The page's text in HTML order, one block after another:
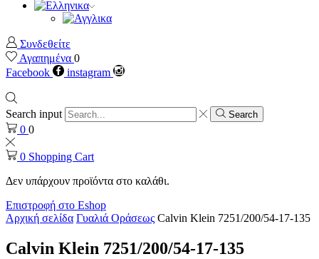
Συνδεθείτε
Αγαπημένα 0
Facebook
instagram
Search input Search
0 0
0 Shopping Cart
Δεν υπάρχουν προϊόντα στο καλάθι.
Επιστροφή στο Eshop
Αρχική σελίδα Γυαλιά Οράσεως Calvin Klein 7251/200/54-17-135
Calvin Klein 7251/200/54-17-135